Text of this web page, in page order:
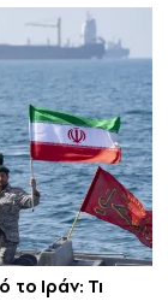
Ιράν: Τι